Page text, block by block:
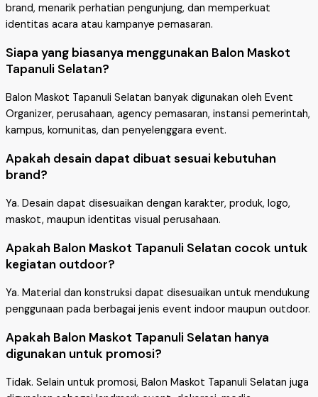
brand, menarik perhatian pengunjung, dan memperkuat
identitas acara atau kampanye pemasaran.
Siapa yang biasanya menggunakan Balon Maskot
Tapanuli Selatan?
Balon Maskot Tapanuli Selatan banyak digunakan oleh Event
Organizer, perusahaan, agency pemasaran, instansi pemerintah,
kampus, komunitas, dan penyelenggara event.
Apakah desain dapat dibuat sesuai kebutuhan
brand?
Ya. Desain dapat disesuaikan dengan karakter, produk, logo,
maskot, maupun identitas visual perusahaan.
Apakah Balon Maskot Tapanuli Selatan cocok untuk
kegiatan outdoor?
Ya. Material dan konstruksi dapat disesuaikan untuk mendukung
penggunaan pada berbagai jenis event indoor maupun outdoor.
Apakah Balon Maskot Tapanuli Selatan hanya
digunakan untuk promosi?
Tidak. Selain untuk promosi, Balon Maskot Tapanuli Selatan juga